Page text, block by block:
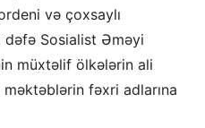
və çoxsaylı
Sosialist Əməyi
müxtəlif ölkələrin ali
fəxri adlarına